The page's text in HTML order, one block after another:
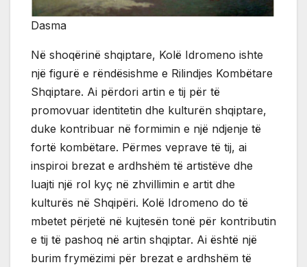
Dasma
Në shoqërinë shqiptare, Kolë Idromeno ishte
një figurë e rëndësishme e Rilindjes Kombëtare
Shqiptare. Ai përdori artin e tij për të
promovuar identitetin dhe kulturën shqiptare,
duke kontribuar në formimin e një ndjenje të
fortë kombëtare. Përmes veprave të tij, ai
inspiroi brezat e ardhshëm të artistëve dhe
luajti një rol kyç në zhvillimin e artit dhe
kulturës në Shqipëri. Kolë Idromeno do të
mbetet përjetë në kujtesën tonë për kontributin
e tij të pashoq në artin shqiptar. Ai është një
burim frymëzimi për brezat e ardhshëm të